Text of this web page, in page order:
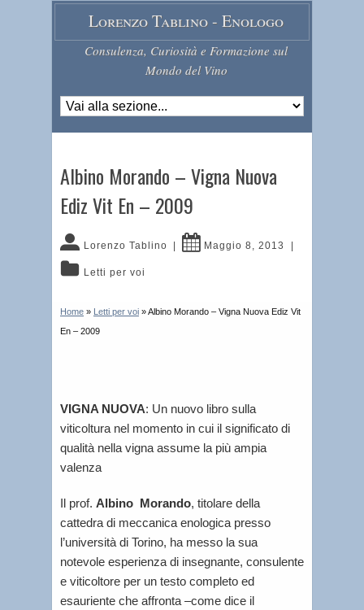
Lorenzo Tablino - Enologo
Consulenza, Curiosità e Formazione sul
Mondo del Vino
Albino Morando – Vigna Nuova
Ediz Vit En – 2009
Lorenzo Tablino Maggio 8, 2013
Letti per voi
Home » Letti per voi »Albino Morando – Vigna Nuova Ediz Vit
En – 2009
VIGNA NUOVA: Un nuovo libro sulla
viticoltura nel momento in cui il significato di
qualità nella vigna assume la più ampia
valenza
Il prof. Albino Morando, titolare della
cattedra di meccanica enologica presso
l’università di Torino, ha messo la sua
notevole esperienza di insegnante, consulente
e viticoltore per un testo completo ed
esauriente che affronta –come dice il